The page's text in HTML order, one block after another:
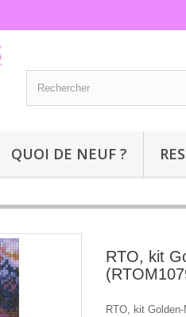
QUOI DE NEUF ?
RTO, kit
RTO, kit